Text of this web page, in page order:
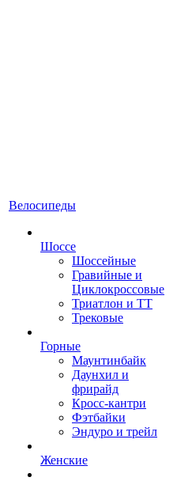
Велосипеды
Шоссе
Шоссейные
Гравийные и
Циклокроссовые
Триатлон и ТТ
Трековые
Горные
Маунтинбайк
Даунхил и
фрирайд
Кросс-кантри
Фэтбайки
Эндуро и трейл
Женские